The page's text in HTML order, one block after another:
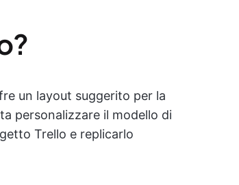
un layout suggerito per la
personalizzare il modello di
Trello e replicarlo